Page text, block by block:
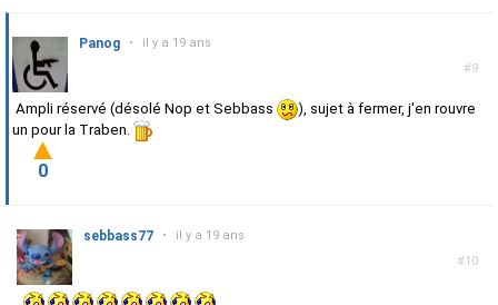
#9
Panog • il y a 19 ans
Ampli réservé (désolé Nop et Sebbass
), sujet à fermer, j'en rouvre
un pour la Traben.
0
#10
sebbass77 • il y a 19 ans